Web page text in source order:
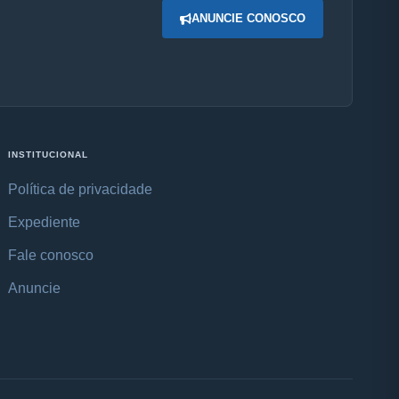
ANUNCIE CONOSCO
INSTITUCIONAL
Política de privacidade
Expediente
Fale conosco
Anuncie